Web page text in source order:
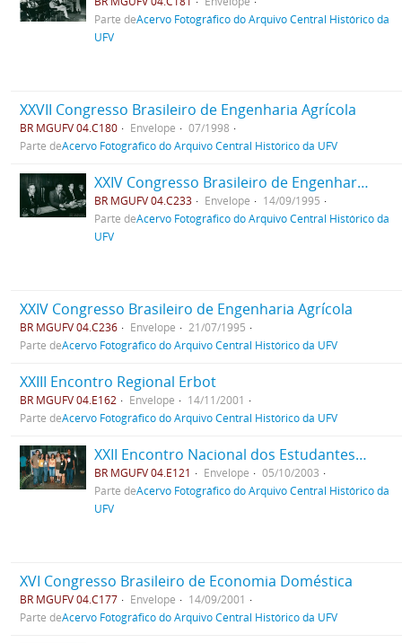
Parte deAcervo Fotográfico do Arquivo Central Histórico da
UFV
XXVII Congresso Brasileiro de Engenharia Agrícola
BR MGUFV 04.C180 Envelope
07/1998
Parte deAcervo Fotográfico do Arquivo Central Histórico da UFV
XXIV Congresso Brasileiro de Engenharia Agrícola
BR MGUFV 04.C233 Envelope
14/09/1995
Parte deAcervo Fotográfico do Arquivo Central Histórico da
UFV
XXIV Congresso Brasileiro de Engenharia Agrícola
BR MGUFV 04.C236 Envelope
21/07/1995
Parte deAcervo Fotográfico do Arquivo Central Histórico da UFV
XXIII Encontro Regional Erbot
BR MGUFV 04.E162 Envelope
14/11/2001
Parte deAcervo Fotográfico do Arquivo Central Histórico da UFV
XXII Encontro Nacional dos Estudantes de Química no Campus da UFV
BR MGUFV 04.E121 Envelope
05/10/2003
Parte deAcervo Fotográfico do Arquivo Central Histórico da
UFV
XVI Congresso Brasileiro de Economia Doméstica
BR MGUFV 04.C177 Envelope
14/09/2001
Parte deAcervo Fotográfico do Arquivo Central Histórico da UFV